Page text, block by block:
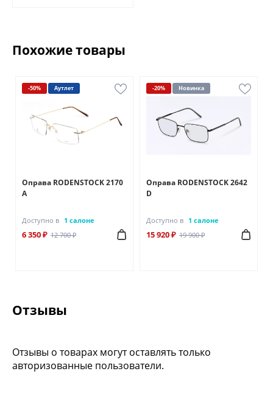
Похожие товары
-50% Аутлет
Оправа RODENSTOCK 2170
A
Доступно в 1 салоне
6 350 ₽ 12 700 ₽
-20% Новинка
Оправа RODENSTOCK 2642
D
Доступно в 1 салоне
15 920 ₽ 19 900 ₽
Отзывы
Отзывы о товарах могут оставлять только
авторизованные пользователи.